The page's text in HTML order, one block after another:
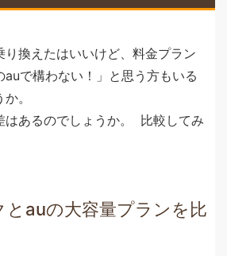
り換えたはいいけど、料金プラン
auで構わない！」と思う方もいる
。
はあるのでしょうか。 比較してみ
とauの大容量プランを比